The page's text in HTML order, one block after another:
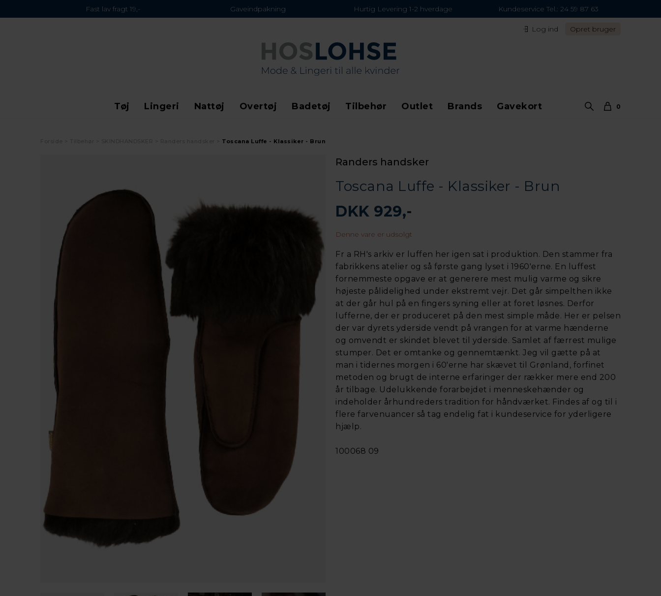
Fast lav fragt 19,- Gaveindpakning Hurtig Levering 1-2 hverdage Kundeservice Tel.: 24 59 87 63
Log ind Opret bruger
Tøj Lingeri Nattøj Overtøj Badetøj Tilbehør Outlet Brands Gavekort 0
Toscana Luffe - Klassiker - Brun
Randers handsker
Toscana Luffe - Klassiker - Brun
DKK 929,-
Denne vare er udsolgt
Fr a RH's arkiv er luffen her igen sat i produktion. Den stammer fra
fabrikkens atelier og så første gang lyset i 1960'erne. En luffest
fornemmeste opgave er at generere mest mulig varme og sikre
højeste pålidelighed under ekstremt vejr. Det går simpelthen ikke
at der går hul på en fingers syning eller at foret løsnes. Derfor
lufferne, der er produceret på den mest simple måde. Her er pelsen
der var dyrets yderside vendt på vrangen for at varme hænderne
og omvendt er skindet blevet til yderside. Samlet af færrest mulige
stumper. Det er omtanke og gennemtænkt. Jeg vil gætte på at
man i tidernes morgen i 60'erne har skævet til Grønland, forfinet
metoden og brugt de interne erfaringer der rækker mere end 200
år tilbage. Udelukkende forarbejdet i menneskehænder og
indeholder århundreders tradition for håndværket. Findes af og til i
flere farvenuancer så tag endelig fat i kundeservice for yderligere
hjælp.
100068 09